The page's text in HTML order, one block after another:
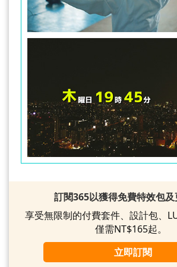
訂閱365以獲得免費特效包
享受無限制的付費套件、設計包、
僅需NT$165起。
立即訂閱